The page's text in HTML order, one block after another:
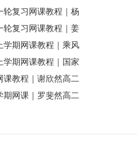
轮复习网课教程｜杨
教程
轮复习网课教程｜姜
频教程
学期网课教程｜乘风
学期网课教程｜国家
课教程｜谢欣然高二
期网课｜罗斐然高二